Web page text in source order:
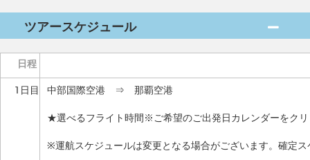
ツアースケジュール
日程
1日目
中部国際空港 ⇒ 那覇空港
★選べるフライト時間※ご希望のご出発日カレンダーをク
※運航スケジュールは変更となる場合がございます。確定